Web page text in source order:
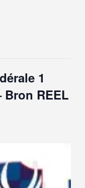
1
Bron REEL